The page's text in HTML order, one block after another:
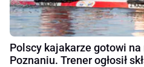
Polscy kajakarze gotowi
Poznaniu. Trener ogłosił